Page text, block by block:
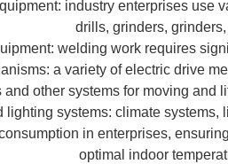
industry enterprises use
drills, grinders, grinders,
welding work requires
a variety of electric drive
and other systems for moving and
lighting systems: climate systems,
in enterprises,
optimal indoor